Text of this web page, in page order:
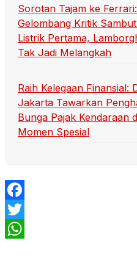
Sorotan Tajam ke Ferrari:
Gelombang Kritik
Listrik Pertama,
Tak Jadi Melangkah
Raih Kelegaan Finansial:
Jakarta Tawarkan
Bunga Pajak Kendaraan
Momen Spesial
Facebook
Twitter